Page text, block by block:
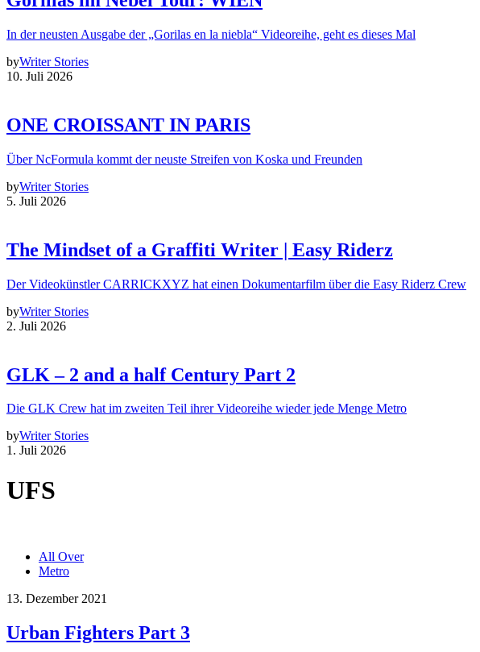
In der neusten Ausgabe der „Gorilas en la niebla“ Videoreihe, geht es dieses Mal
byWriter Stories
10. Juli 2026
ONE CROISSANT IN PARIS
Über NcFormula kommt der neuste Streifen von Koska und Freunden
byWriter Stories
5. Juli 2026
The Mindset of a Graffiti Writer | Easy Riderz
Der Videokünstler CARRICKXYZ hat einen Dokumentarfilm über die Easy Riderz Crew
byWriter Stories
2. Juli 2026
GLK – 2 and a half Century Part 2
Die GLK Crew hat im zweiten Teil ihrer Videoreihe wieder jede Menge Metro
byWriter Stories
1. Juli 2026
UFS
All Over
Metro
13. Dezember 2021
Urban Fighters Part 3